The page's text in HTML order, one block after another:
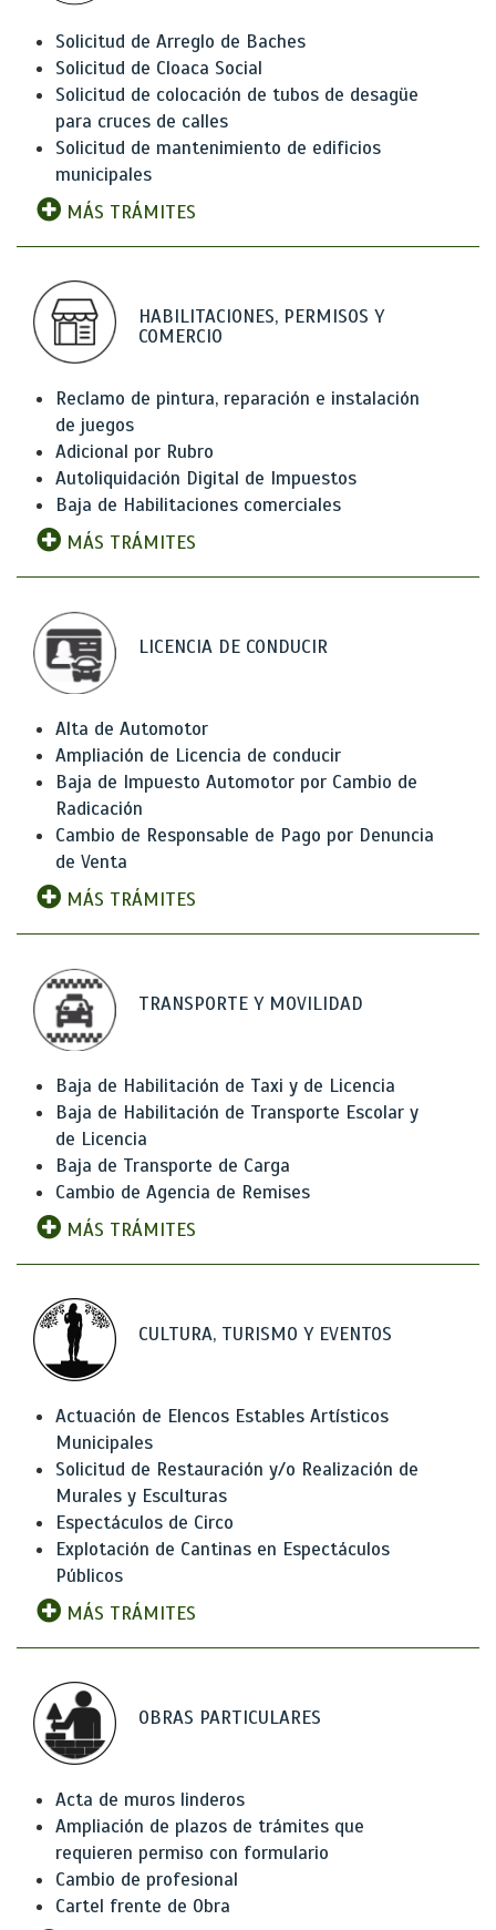
Solicitud de Arreglo de Baches
Solicitud de Cloaca Social
Solicitud de colocación de tubos de desagüe
para cruces de calles
Solicitud de mantenimiento de edificios
municipales
MÁS TRÁMITES
HABILITACIONES, PERMISOS Y
COMERCIO
Reclamo de pintura, reparación e instalación
de juegos
Adicional por Rubro
Autoliquidación Digital de Impuestos
Baja de Habilitaciones comerciales
MÁS TRÁMITES
LICENCIA DE CONDUCIR
Alta de Automotor
Ampliación de Licencia de conducir
Baja de Impuesto Automotor por Cambio de
Radicación
Cambio de Responsable de Pago por Denuncia
de Venta
MÁS TRÁMITES
TRANSPORTE Y MOVILIDAD
Baja de Habilitación de Taxi y de Licencia
Baja de Habilitación de Transporte Escolar y
de Licencia
Baja de Transporte de Carga
Cambio de Agencia de Remises
MÁS TRÁMITES
CULTURA, TURISMO Y EVENTOS
Actuación de Elencos Estables Artísticos
Municipales
Solicitud de Restauración y/o Realización de
Murales y Esculturas
Espectáculos de Circo
Explotación de Cantinas en Espectáculos
Públicos
MÁS TRÁMITES
OBRAS PARTICULARES
Acta de muros linderos
Ampliación de plazos de trámites que
requieren permiso con formulario
Cambio de profesional
Cartel frente de Obra